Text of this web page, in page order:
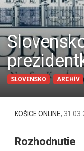
SLOVENSKO ARCHÍV
KOŠICE ONLINE,